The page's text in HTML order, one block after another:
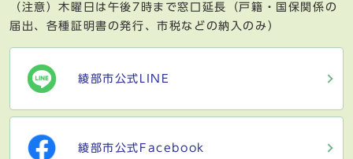
（注意）木曜日は午後7時まで窓口延長（戸籍・国保関係の
届出、各種証明書の発行、市税などの納入のみ）
綾部市公式LINE
綾部市公式Facebook